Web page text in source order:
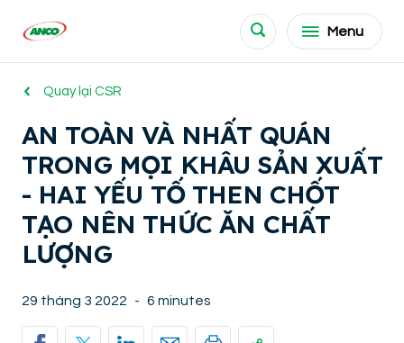
Menu
Quay lại CSR
AN TOÀN VÀ NHẤT QUÁN
TRONG MỌI KHÂU SẢN XUẤT
- HAI YẾU TỐ THEN CHỐT
TẠO NÊN THỨC ĂN CHẤT
LƯỢNG
29 tháng 3 2022 - 6 minutes